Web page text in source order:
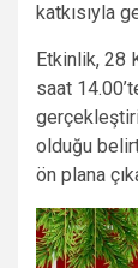
katkısıyla
Etkinlik, 28
saat
olduğu
ön plana